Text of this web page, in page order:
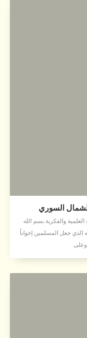
السوري
والفكرية بسم الله
الذي جعل المسلمين إخواناً